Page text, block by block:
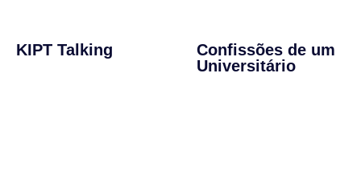
KIPT Talking
Confissões de um
Universitário